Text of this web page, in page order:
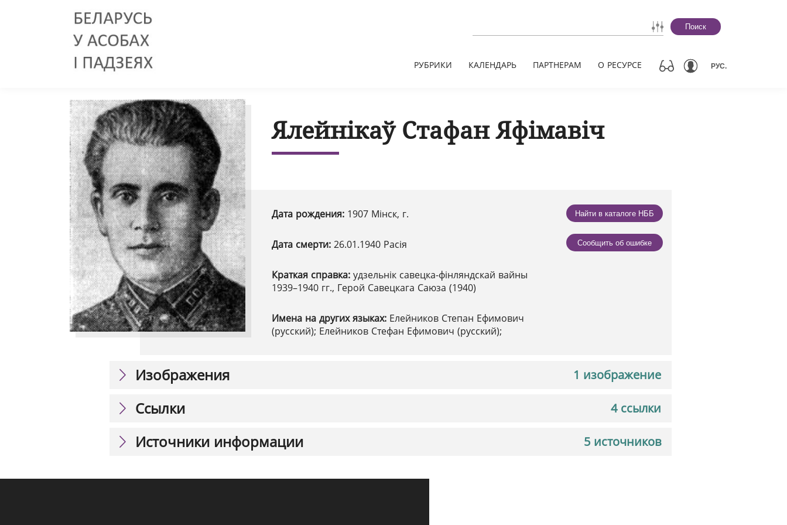
Поиск
РУБРИКИ КАЛЕНДАРЬ ПАРТНЕРАМ О РЕСУРСЕ РУС.
Ялейнікаў Стафан Яфімавіч
Дата рождения: 1907 Мінск, г.
Дата смерти: 26.01.1940 Расія
Краткая справка: удзельнік савецка-фінляндскай вайны
1939–1940 гг., Герой Савецкага Саюза (1940)
Имена на других языках: Елейников Степан Ефимович
(русский); Елейников Стефан Ефимович (русский);
Найти в каталоге НББ
Сообщить об ошибке
1 изображение
Изображения
4 ссылки
Ссылки
5 источников
Источники информации